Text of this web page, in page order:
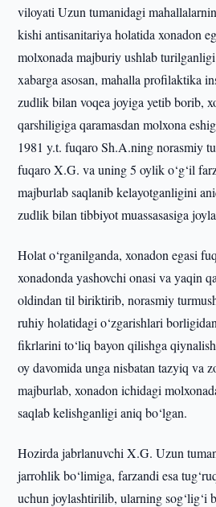
viloyati Uzun tumanidagi
kishi antisanitariya holatida xonadon
molxonada majburiy ushlab
xabarga asosan, mahalla profilaktika
zudlik bilan voqea joyiga yetib borib,
qarshiligiga qaramasdan molxona
1981 y.t. fuqaro Sh.A.ning norasmiy
fuqaro X.G. va uning 5 oylik o‘g‘il
majburlab saqlanib kelayotganligini
zudlik bilan tibbiyot muassasasiga
Holat o‘rganilganda, xonadon egasi
xonadonda yashovchi onasi va yaqin
oldindan til biriktirib, norasmiy
ruhiy holatidagi o‘zgarishlari
fikrlarini to‘liq bayon qilishga
oy davomida unga nisbatan tazyiq va
majburlab, xonadon ichidagi
saqlab kelishganligi aniq bo‘lgan.
Hozirda jabrlanuvchi X.G. Uzun
jarrohlik bo‘limiga, farzandi esa
uchun joylashtirilib, ularning sog‘lig‘i